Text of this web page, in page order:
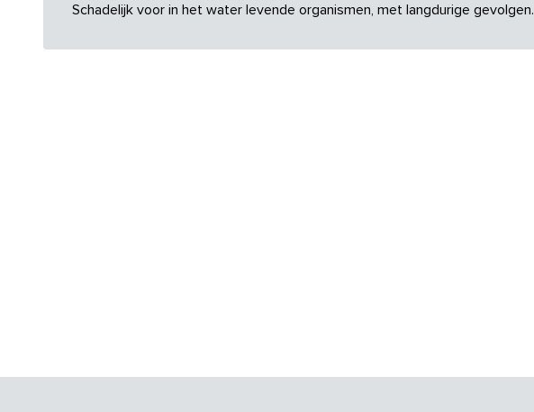
Schadelijk voor in het water levende organismen, met langdurige gevolgen.